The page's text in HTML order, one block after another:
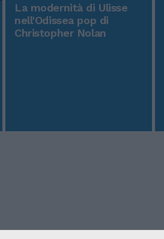
La modernità di Ulisse
nell'Odissea pop di
Christopher Nolan